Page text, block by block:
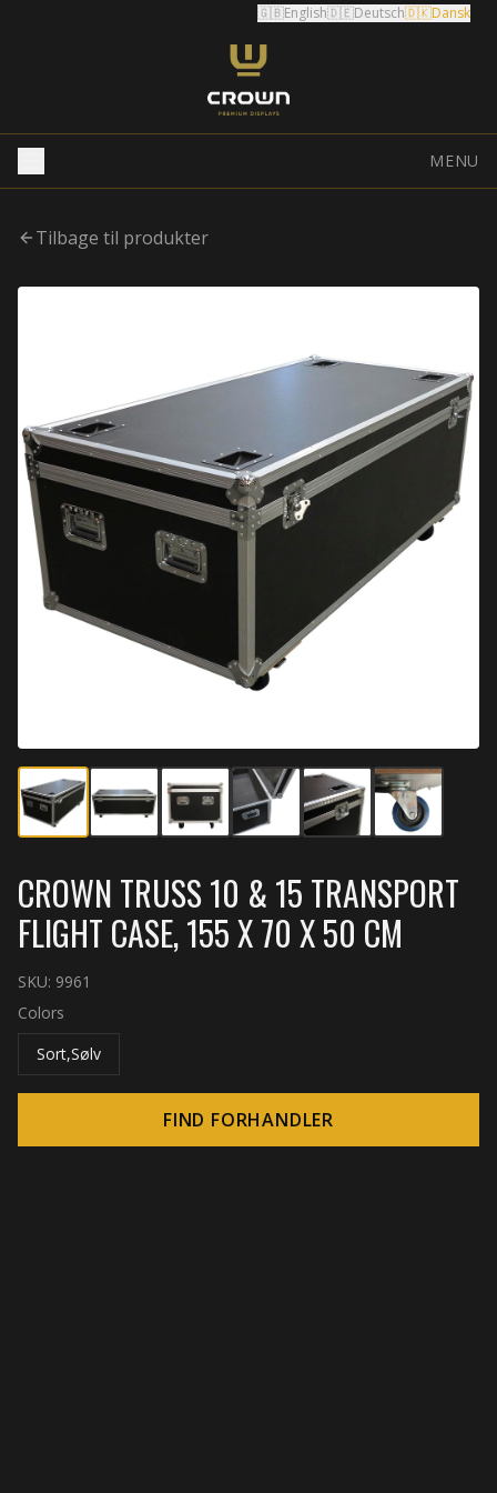
🇬🇧English🇩🇪Deutsch🇩🇰Dansk
MENU
Tilbage til produkter
CROWN TRUSS 10 & 15 TRANSPORT
FLIGHT CASE, 155 X 70 X 50 CM
SKU: 9961
Colors
Sort,Sølv
FIND FORHANDLER